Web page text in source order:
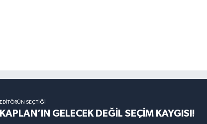
EDITÖRÜN SEÇTIĞI
KAPLAN’IN GELECEK DEĞİL SEÇİM KAYGISI!